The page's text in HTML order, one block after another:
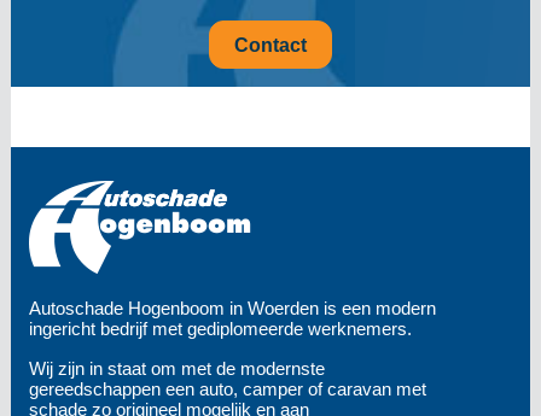
Contact
Autoschade Hogenboom in Woerden is een modern
ingericht bedrijf met gediplomeerde werknemers.
Wij zijn in staat om met de modernste
gereedschappen een auto, camper of caravan met
schade zo origineel mogelijk en aan